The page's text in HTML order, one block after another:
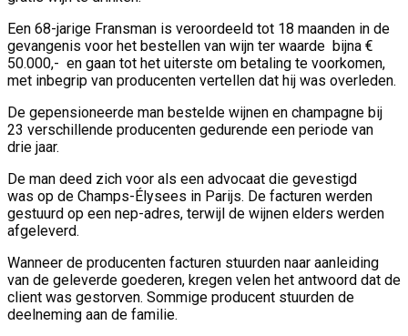
Een 68-jarige Fransman is veroordeeld tot 18 maanden in de
gevangenis voor het bestellen van wijn ter waarde bijna €
50.000,- en gaan tot het uiterste om betaling te voorkomen,
met inbegrip van producenten vertellen dat hij was overleden.
De gepensioneerde man bestelde wijnen en champagne bij
23 verschillende producenten gedurende een periode van
drie jaar.
De man deed zich voor als een advocaat die gevestigd
was op de Champs-Élysees in Parijs. De facturen werden
gestuurd op een nep-adres, terwijl de wijnen elders werden
afgeleverd.
Wanneer de producenten facturen stuurden naar aanleiding
van de geleverde goederen, kregen velen het antwoord dat de
client was gestorven. Sommige producent stuurden de
deelneming aan de familie.